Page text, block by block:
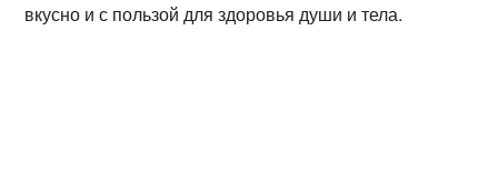
вкусно и с пользой для здоровья души и тела.